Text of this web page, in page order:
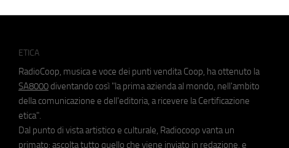
ETICA
RadioCoop, musica e voce dei punti vendita Coop, ha ottenuto la
SA8000 diventando così "la prima azienda al mondo, nell'ambito
della comunicazione e dell'editoria, a ricevere la Certificazione
etica".
Dal punto di vista artistico e culturale, Radiocoop vanta un
primato: ascolta tutto quello che viene inviato in redazione, e